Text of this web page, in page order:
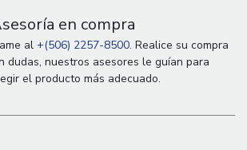
en compra
al +(506) 2257-8500. Realice su compra
dudas, nuestros asesores le guían para
el producto más adecuado.